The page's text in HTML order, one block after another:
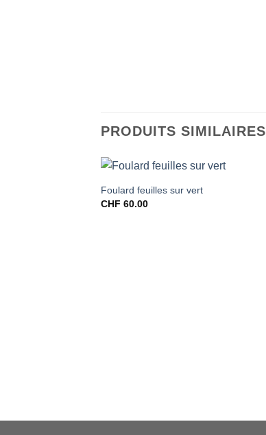
PRODUITS SIMILAIRES
Foulard feuilles sur vert
CHF 60.00